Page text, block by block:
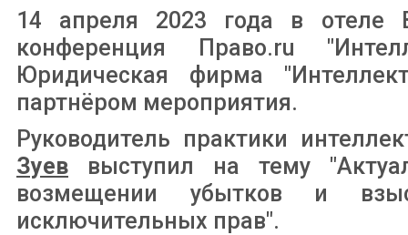
14 апреля 2023 года в отеле
конференция Право.ru
Юридическая фирма
партнёром мероприятия.
Руководитель практики
Зуев выступил на тему
возмещении убытков и
исключительных прав".